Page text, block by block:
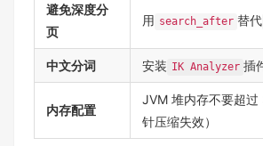
避免深度分
页
用 search_after 替代
中文分词 安装 IK Analyzer 插
内存配置
JVM 堆内存不要超过
针压缩失效）